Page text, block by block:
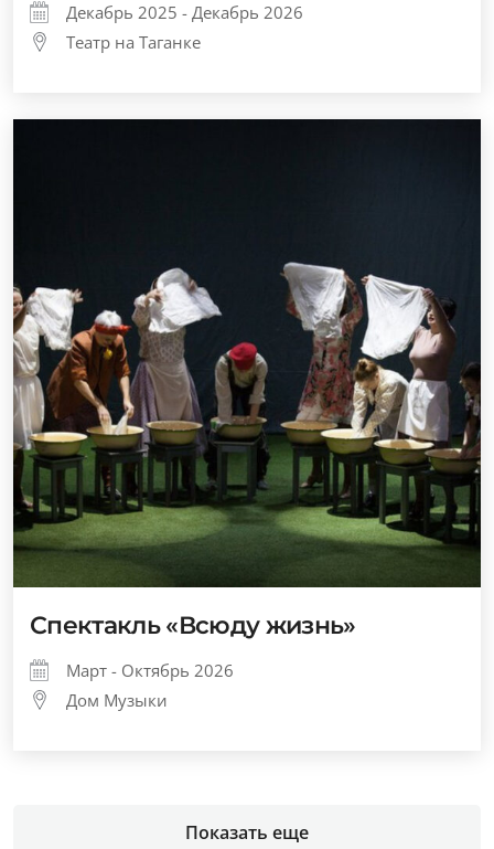
Декабрь 2025 - Декабрь 2026
Театр на Таганке
Спектакль «Всюду жизнь»
Март - Октябрь 2026
Дом Музыки
Показать еще